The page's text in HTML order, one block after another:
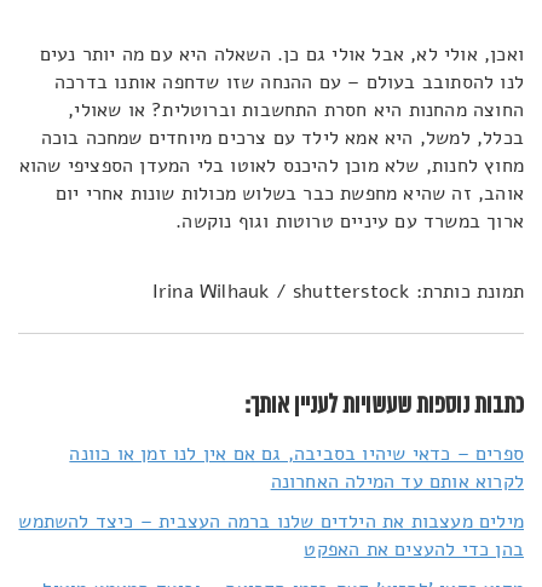
ואכן, אולי לא, אבל אולי גם כן. השאלה היא עם מה יותר נעים
לנו להסתובב בעולם – עם ההנחה שזו שדחפה אותנו בדרכה
החוצה מהחנות היא חסרת התחשבות וברוטלית? או שאולי,
בכלל, למשל, היא אמא לילד עם צרכים מיוחדים שמחכה בוכה
מחוץ לחנות, שלא מוכן להיכנס לאוטו בלי המעדן הספציפי שהוא
אוהב, זה שהיא מחפשת כבר בשלוש מכולות שונות אחרי יום
ארוך במשרד עם עיניים טרוטות וגוף נוקשה.
תמונת כותרת: Irina Wilhauk / shutterstock
כתבות נוספות שעשויות לעניין אותך:
ספרים – כדאי שיהיו בסביבה, גם אם אין לנו זמן או כוונה
לקרוא אותם עד המילה האחרונה
מילים מעצבות את הילדים שלנו ברמה העצבית – כיצד להשתמש
בהן כדי להעצים את האפקט